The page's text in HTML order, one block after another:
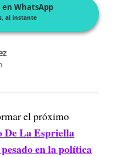
WhatsApp
al instante
el próximo
De La Espriella
en la política